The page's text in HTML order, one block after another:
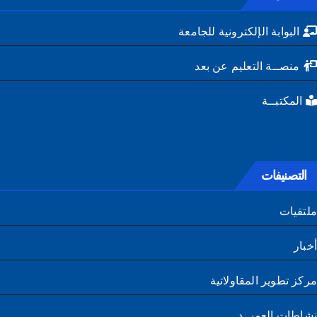
البوابة الإلكترونية للجامعة
منصــة التعليم عن بعد
المكتبــة
التصنيفات
تطوير المقاولاتية